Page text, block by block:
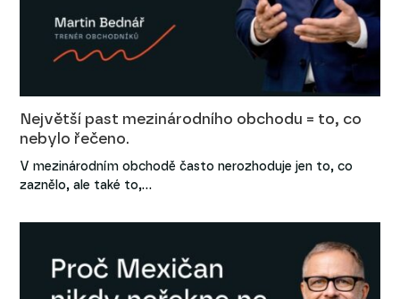
Největší past mezinárodního obchodu = to, co
nebylo řečeno.
V mezinárodním obchodě často nerozhoduje jen to, co
zaznělo, ale také to,…